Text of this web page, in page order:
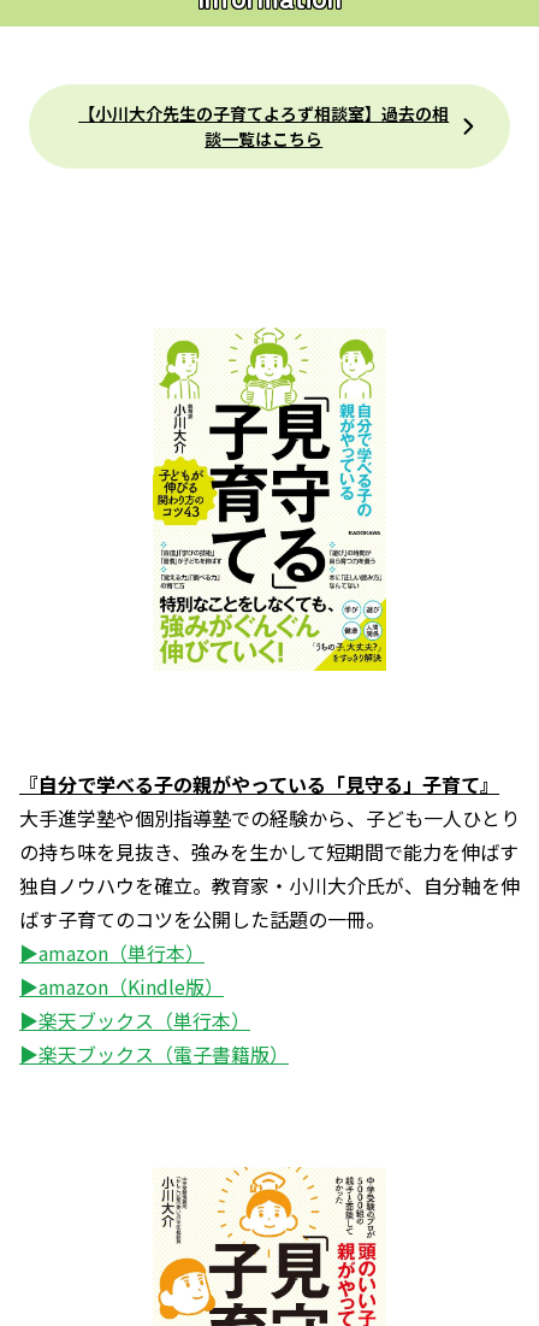
【小川大介先生の子育てよろず相談室】過去の相
談一覧はこちら
『自分で学べる子の親がやっている「見守る」子育て』
大手進学塾や個別指導塾での経験から、子ども一人ひとり
の持ち味を見抜き、強みを生かして短期間で能力を伸ばす
独自ノウハウを確立。教育家・小川大介氏が、自分軸を伸
ばす子育てのコツを公開した話題の一冊。
▶amazon（単行本）
▶amazon（Kindle版）
▶楽天ブックス（単行本）
▶楽天ブックス（電子書籍版）